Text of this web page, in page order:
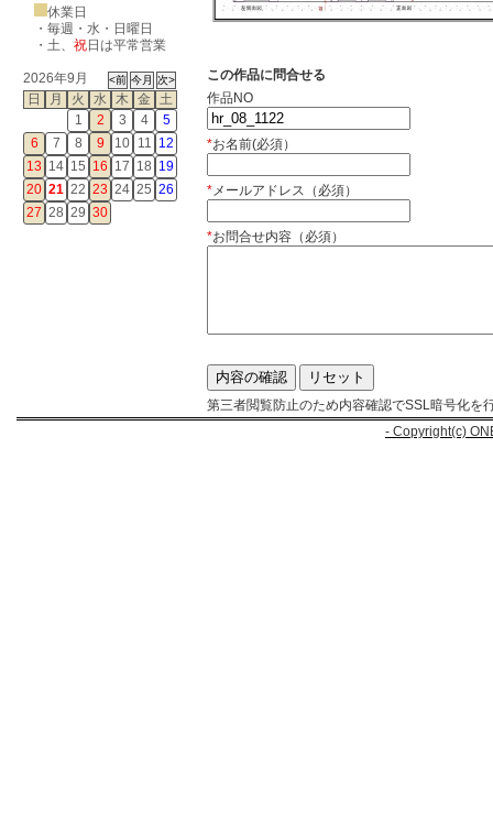
休業日
・毎週・水・日曜日
・ 土、 祝日は平常営業
2026年9月
日
月 火 水 木 金
土
1
2 3 4
5
6
7 8 9 10 11 12
13 14 15 16 17 18 19
20 21 22 23 24 25 26
27 28 29 30
この作品に問合せる
作品NO
*お名前(必須）
*メールアドレス（必須）
*お問合せ内容（必須）
第三者閲覧防止のため内容確認でSSL暗号化を
- Copyright(c)